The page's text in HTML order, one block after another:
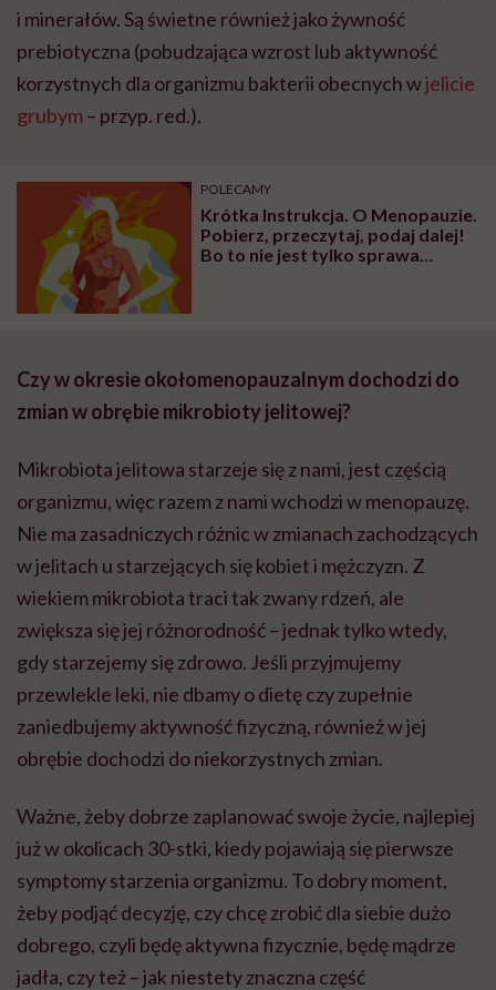
i minerałów. Są świetne również jako żywność
prebiotyczna (pobudzająca wzrost lub aktywność
korzystnych dla organizmu bakterii obecnych wjelicie
grubym – przyp. red.).
POLECAMY
Krótka Instrukcja. O Menopauzie.
Pobierz, przeczytaj, podaj dalej!
Bo to nie jest tylko sprawa
Czy w okresie okołomenopauzalnym dochodzi do
zmian w obrębie mikrobioty jelitowej?
Mikrobiota jelitowa starzeje się z nami, jest częścią
organizmu, więc razem z nami wchodzi w menopauzę.
Nie ma zasadniczych różnic w zmianach zachodzących
w jelitach u starzejących się kobiet i mężczyzn. Z
wiekiem mikrobiota traci tak zwany rdzeń, ale
zwiększa się jej różnorodność – jednak tylko wtedy,
gdy starzejemy się zdrowo. Jeśli przyjmujemy
przewlekle leki, nie dbamy o dietę czy zupełnie
zaniedbujemy aktywność fizyczną, również w jej
obrębie dochodzi do niekorzystnych zmian.
Ważne, żeby dobrze zaplanować swoje życie, najlepiej
już w okolicach 30-stki, kiedy pojawiają się pierwsze
symptomy starzenia organizmu. To dobry moment,
żeby podjąć decyzję, czy chcę zrobić dla siebie dużo
dobrego, czyli będę aktywna fizycznie, będę mądrze
jadła, czy też – jak niestety znaczna część